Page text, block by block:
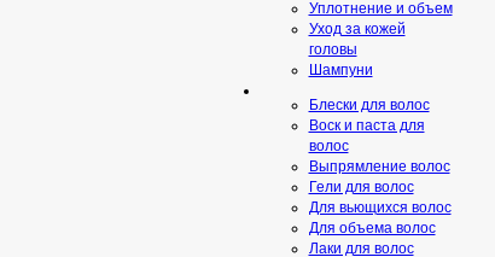
Уплотнение и объем
Уход за кожей
головы
Шампуни
Блески для волос
Воск и паста для
волос
Выпрямление волос
Гели для волос
Для вьющихся волос
Для объема волос
Лаки для волос